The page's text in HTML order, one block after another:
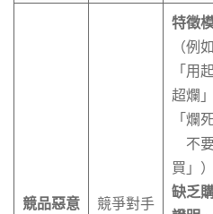
競品惡意
競爭對手
特徵
（例
「用
超爛
「爛
不要
買」
缺乏